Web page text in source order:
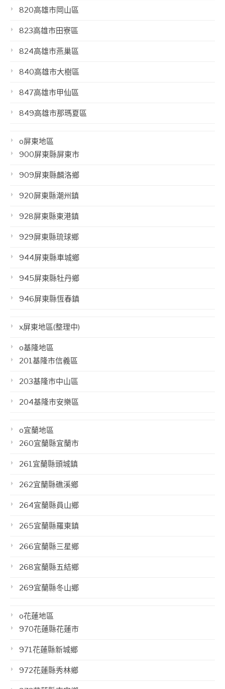
820高雄市岡山區
823高雄市田寮區
824高雄市燕巢區
840高雄市大樹區
847高雄市甲仙區
849高雄市那瑪夏區
o屏東地區
900屏東縣屏東市
909屏東縣麟洛鄉
920屏東縣潮州鎮
928屏東縣東港鎮
929屏東縣琉球鄉
944屏東縣車城鄉
945屏東縣牡丹鄉
946屏東縣恆春鎮
x屏東地區(整理中)
o基隆地區
201基隆市信義區
203基隆市中山區
204基隆市安樂區
o宜蘭地區
260宜蘭縣宜蘭市
261宜蘭縣頭城鎮
262宜蘭縣礁溪鄉
264宜蘭縣員山鄉
265宜蘭縣羅東鎮
266宜蘭縣三星鄉
268宜蘭縣五結鄉
269宜蘭縣冬山鄉
o花蓮地區
970花蓮縣花蓮市
971花蓮縣新城鄉
972花蓮縣秀林鄉